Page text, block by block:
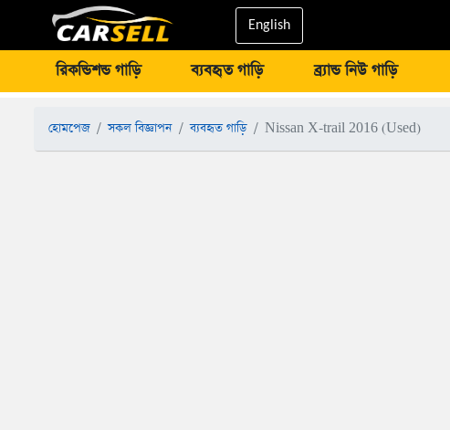
English
রিকন্ডিশন্ড গাড়ি ব্যবহৃত গাড়ি ব্র্যান্ড নিউ গাড়ি
হোমপেজ সকল বিজ্ঞাপন ব্যবহৃত গাড়ি Nissan X-trail 2016 (Used)